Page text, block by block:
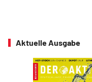
Aktuelle Ausgabe